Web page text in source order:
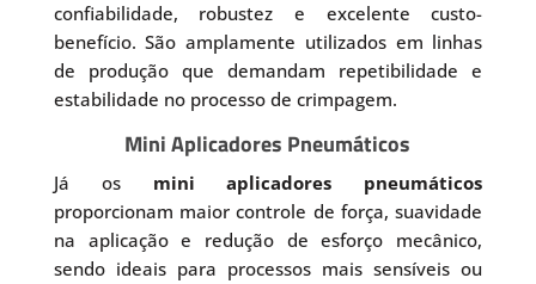
confiabilidade, robustez e excelente custo-
benefício. São amplamente utilizados em linhas
de produção que demandam repetibilidade e
estabilidade no processo de crimpagem.
Mini Aplicadores Pneumáticos
Já os mini aplicadores pneumáticos
proporcionam maior controle de força, suavidade
na aplicação e redução de esforço mecânico,
sendo ideais para processos mais sensíveis ou